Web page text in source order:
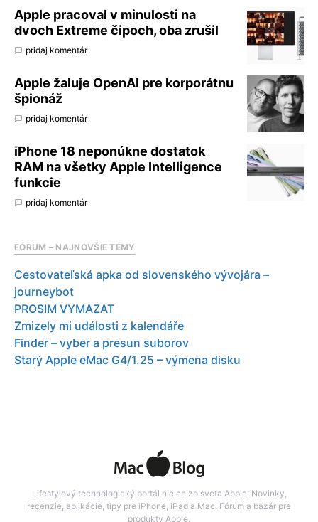
Apple pracoval v minulosti na
dvoch Extreme čipoch, oba zrušil
pridaj komentár
Apple žaluje OpenAI pre korporátnu
špionáž
pridaj komentár
iPhone 18 neponúkne dostatok
RAM na všetky Apple Intelligence
funkcie
pridaj komentár
FÓRUM – NAJNOVŠIE TÉMY
Cestovateľská apka od slovenského vývojára –
journeybot
PROSIM VYMAZAT
Zmizely mi události z kalendáře
Finder – vyber a presun suborov
Starý Apple eMac G4/1.25 – výmena disku
Lifestylový technologický portál nielen zo sveta Apple. Novinky,
recenzie, aplikácie, tipy pre iPhone, iPad a Mac. Fórum a bazár pre
produkty Apple.